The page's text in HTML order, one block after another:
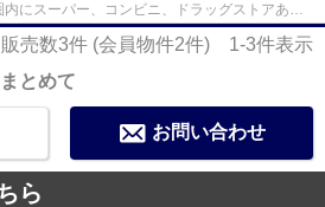
にスーパー、コンビニ、ドラッグストアあり
3分、お子様の通学も安...
売数3件 (会員物件2件) 1-3件表示
とめて
お問い合わせ
ら